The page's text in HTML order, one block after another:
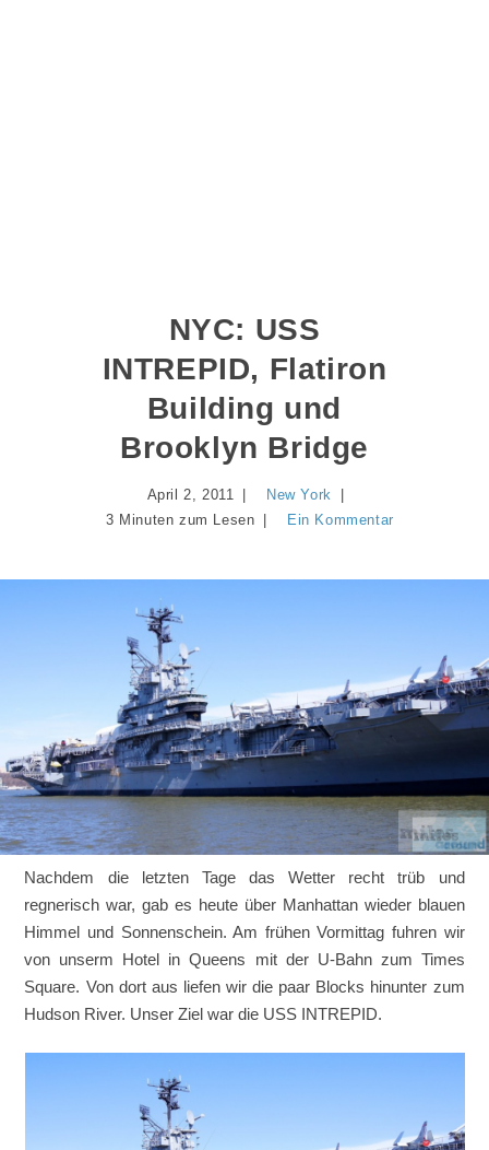
NYC: USS
INTREPID, Flatiron
Building und
Brooklyn Bridge
April 2, 2011
New York
3 Minuten zum Lesen
Ein Kommentar
Nachdem die letzten Tage das Wetter recht trüb und
regnerisch war, gab es heute über Manhattan wieder blauen
Himmel und Sonnenschein. Am frühen Vormittag fuhren wir
von unserm Hotel in Queens mit der U-Bahn zum Times
Square. Von dort aus liefen wir die paar Blocks hinunter zum
Hudson River. Unser Ziel war die USS INTREPID.